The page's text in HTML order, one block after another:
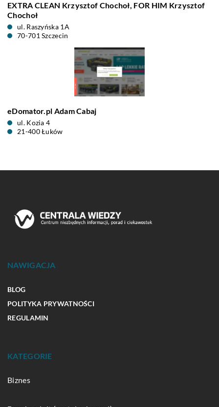
EXTRA CLEAN Krzysztof Chochoł, FOR HIM Krzysztof
Chochoł
ul. Raszyńska 1A
70-701 Szczecin
eDomator.pl Adam Cabaj
ul. Kozia 4
21-400 Łuków
NAWIGACJA
BLOG
POLITYKA PRYWATNOŚCI
REGULAMIN
KATEGORIE
Biznes